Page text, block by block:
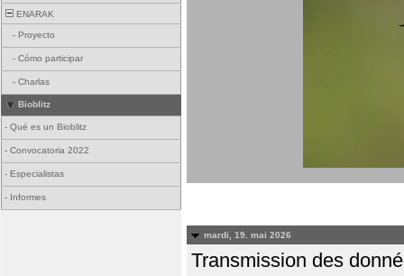
ENARAK
- Proyecto
- Cómo participar
- Charlas
Bioblitz
- Qué es un Bioblitz
- Convocatoria 2022
- Especialistas
- Informes
mardi, 19. mai 2026
Transmission des